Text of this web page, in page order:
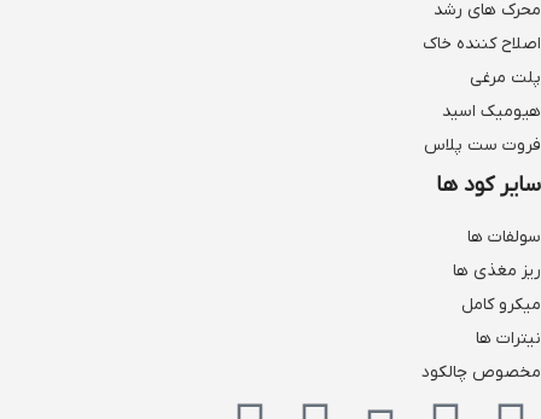
محرک های رشد
اصلاح کننده خاک
پلت مرغی
هیومیک اسید
فروت ست پلاس
سایر کود ها
سولفات ها
ریز مغذی ها
میکرو کامل
نیترات ها
مخصوص چالکود